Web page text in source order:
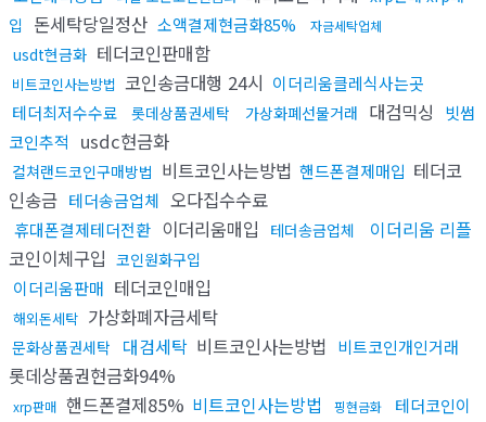
입
돈세탁당일정산 소액결제현금화85% 자금세탁업체
usdt현금화 테더코인판매함
비트코인사는방법 코인송금대행 24시 이더리움클레식사는곳
테더최저수수료
롯데상품권세탁 가상화폐선물거래 대검믹싱
빗썸
코인추적
usdc현금화
컬쳐랜드코인구매방법 비트코인사는방법 핸드폰결제매입 테더코
인송금 테더송금업체 오다집수수료
휴대폰결제테더전환 이더리움매입 테더송금업체
이더리움 리플
코인이체구입 코인원화구입
이더리움판매 테더코인매입
해외돈세탁 가상화폐자금세탁
문화상품권세탁 대검세탁 비트코인사는방법 비트코인개인거래
롯데상품권현금화94%
xrp판매 핸드폰결제85% 비트코인사는방법 핑현금화
테더코인이